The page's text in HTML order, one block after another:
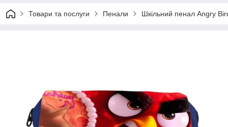
Товари та послуги Пенали Шкільний пенал Angry